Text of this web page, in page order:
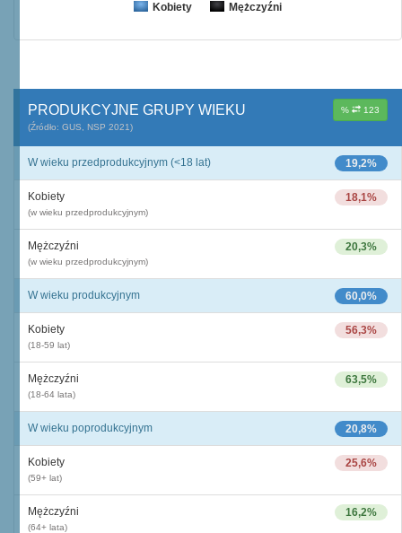
Kobiety Mężczyźni
% 123
PRODUKCYJNE GRUPY WIEKU
(Źródło: GUS, NSP 2021)
19,2%
W wieku przedprodukcyjnym (<18 lat)
18,1%
Kobiety
(w wieku przedprodukcyjnym)
20,3%
Mężczyźni
(w wieku przedprodukcyjnym)
60,0%
W wieku produkcyjnym
56,3%
Kobiety
(18-59 lat)
63,5%
Mężczyźni
(18-64 lata)
20,8%
W wieku poprodukcyjnym
25,6%
Kobiety
(59+ lat)
16,2%
Mężczyźni
(64+ lata)